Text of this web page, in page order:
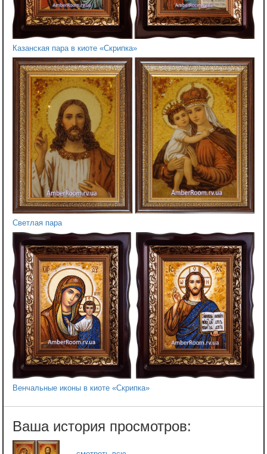
Казанская пара в киоте «Скрипка»
Светлая пара
Венчальные иконы в киоте «Скрипка»